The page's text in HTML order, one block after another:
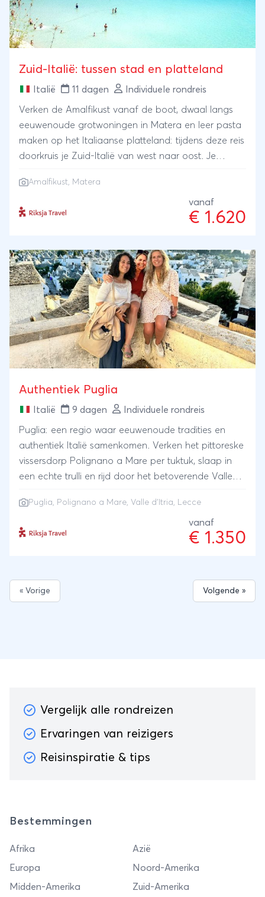
Zuid-Italië: tussen stad en platteland
Italië 11 dagen Individuele rondreis
Verken de Amalfikust vanaf de boot, dwaal langs
eeuwenoude grotwoningen in Matera en leer pasta
maken op het Italiaanse platteland: tijdens deze reis
doorkruis je Zuid-Italië van west naar oost. Je
kegelvormig trulli-huisje, een grotwoning of op een
oude olijfboerderij. Sluit je reis af op de mooiste
zandstranden die Italië te bieden heeft.
Amalfikust, Matera
vanaf
€ 1.620
Authentiek Puglia
Italië 9 dagen Individuele rondreis
Puglia: een regio waar eeuwenoude tradities en
authentiek Italië samenkomen. Verken het pittoreske
vissersdorp Polignano a Mare per tuktuk, slaap in
een echte trulli en rijd door het betoverende Valle
uitnodigen. Geniet van de prachtige barokke stad
Lecce, waar iedere straat voelt als een levend
openluchtmuseum.
Puglia, Polignano a Mare, Valle d’Itria, Lecce
vanaf
€ 1.350
« Vorige Volgende »
Vergelijk alle rondreizen
Ervaringen van reizigers
Reisinspiratie & tips
Bestemmingen
Afrika
Azië
Europa
Noord-Amerika
Midden-Amerika
Zuid-Amerika